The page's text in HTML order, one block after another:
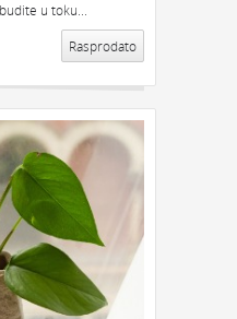
u toku...
Rasprodato